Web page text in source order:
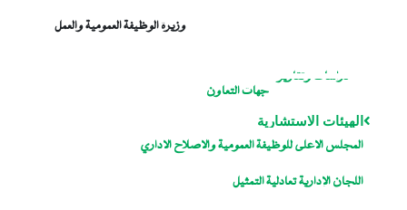
وزيرة الوظيفة العمومية والعمل
دراسات وتقارير
جهات التعاون
الهيئات الاستشارية
المجلس الاعلى للوظيفة العمومية والاصلاح الاداري
اللجان الإدارية تعادلية التمثيل